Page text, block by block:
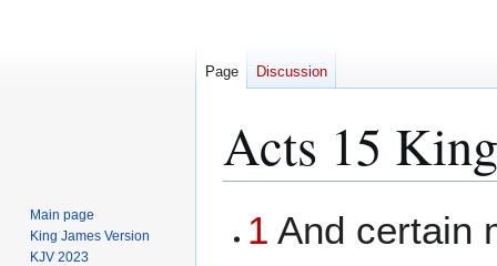
Acts 15
toto
1 And certain
Page Discussion
Main page
King James Version
KJV 2023